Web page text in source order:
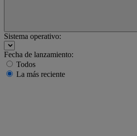
Sistema operativo:
Fecha de lanzamiento:
Todos
La más reciente